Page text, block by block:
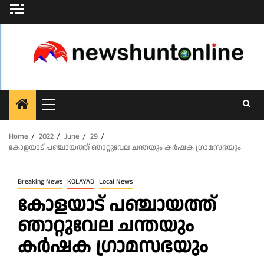
Skip
to
Primary
Menu
Home
2022 June
29
കോളയാട് പഞ്ചായത്ത് ഞാറ്റുവേല ചന്തയും കർഷക ഗ്രാമസഭയും
Breaking News KOLAYAD Local News
കോളയാട് പഞ്ചായത്ത്
ഞാറ്റുവേല ചന്തയും
കർഷക ഗ്രാമസഭയും